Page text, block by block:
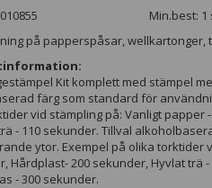
Min.best: 1
på papperspåsar,
Kit komplett med stämpel
färg som standard för
vid stämpling på: Vanligt papper
- 110 sekunder. Tillval
ytor. Exempel på olika torktider
Hårdplast- 200 sekunder, Hyvlat trä
- 300 sekunder.